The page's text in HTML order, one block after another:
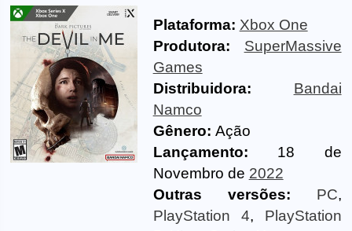
Plataforma: Xbox One
Produtora:
SuperMassive
Games
Distribuidora:
Bandai
Namco
Gênero: Ação
Lançamento: 18 de
Novembro de 2022
Outras versões:
PC,
PlayStation 4, PlayStation